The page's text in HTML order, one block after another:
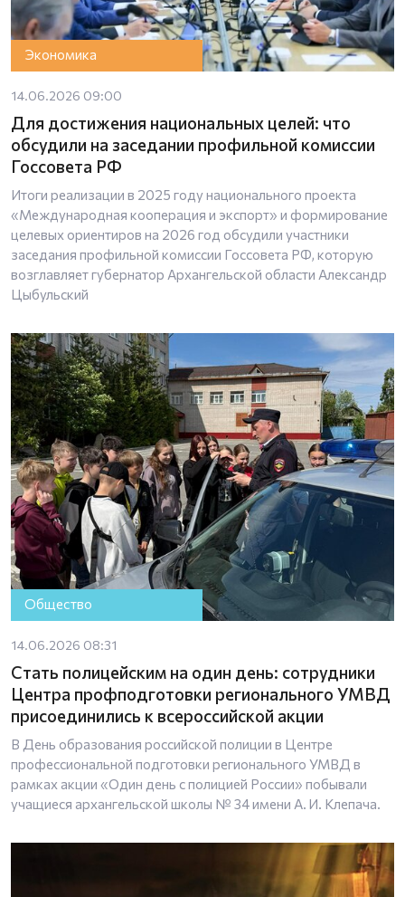
Экономика
14.06.2026 09:00
Для достижения национальных целей: что
обсудили на заседании профильной комиссии
Госсовета РФ
Итоги реализации в 2025 году национального проекта
«Международная кооперация и экспорт» и формирование
целевых ориентиров на 2026 год обсудили участники
заседания профильной комиссии Госсовета РФ, которую
возглавляет губернатор Архангельской области Александр
Цыбульский
Общество
14.06.2026 08:31
Стать полицейским на один день: сотрудники
Центра профподготовки регионального УМВД
присоединились к всероссийской акции
В День образования российской полиции в Центре
профессиональной подготовки регионального УМВД в
рамках акции «Один день с полицией России» побывали
учащиеся архангельской школы № 34 имени А. И. Клепача.